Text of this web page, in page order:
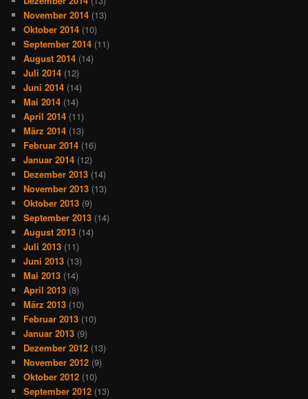
November 2014 (13)
Oktober 2014 (10)
September 2014 (11)
August 2014 (14)
Juli 2014 (12)
Juni 2014 (14)
Mai 2014 (14)
April 2014 (11)
März 2014 (13)
Februar 2014 (16)
Januar 2014 (12)
Dezember 2013 (14)
November 2013 (13)
Oktober 2013 (9)
September 2013 (14)
August 2013 (14)
Juli 2013 (11)
Juni 2013 (13)
Mai 2013 (14)
April 2013 (8)
März 2013 (10)
Februar 2013 (10)
Januar 2013 (9)
Dezember 2012 (13)
November 2012 (9)
Oktober 2012 (10)
September 2012 (13)